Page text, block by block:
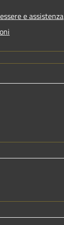
e assistenza